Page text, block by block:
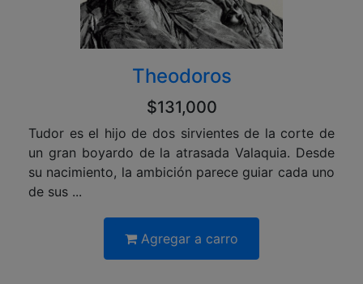
Theodoros
$131,000
Tudor es el hijo de dos sirvientes de la corte de
un gran boyardo de la atrasada Valaquia. Desde
su nacimiento, la ambición parece guiar cada uno
de sus ...
Agregar a carro